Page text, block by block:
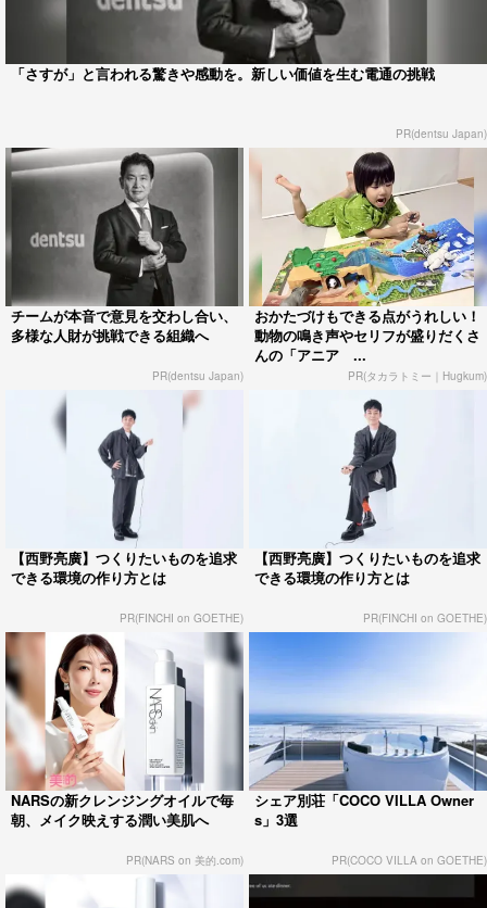
「さすが」と言われる驚きや感動を。新しい価値を生む電通の挑戦
PR(dentsu Japan)
チームが本音で意見を交わし合い、
多様な人財が挑戦できる組織へ
PR(dentsu Japan)
おかたづけもできる点がうれしい！
動物の鳴き声やセリフが盛りだくさ
んの「アニア ...
PR(タカラトミー｜Hugkum)
【西野亮廣】つくりたいものを追求
できる環境の作り方とは
PR(FINCHI on GOETHE)
【西野亮廣】つくりたいものを追求
できる環境の作り方とは
PR(FINCHI on GOETHE)
NARSの新クレンジングオイルで毎
朝、メイク映えする潤い美肌へ
PR(NARS on 美的.com)
シェア別荘「COCO VILLA Owner
s」3選
PR(COCO VILLA on GOETHE)